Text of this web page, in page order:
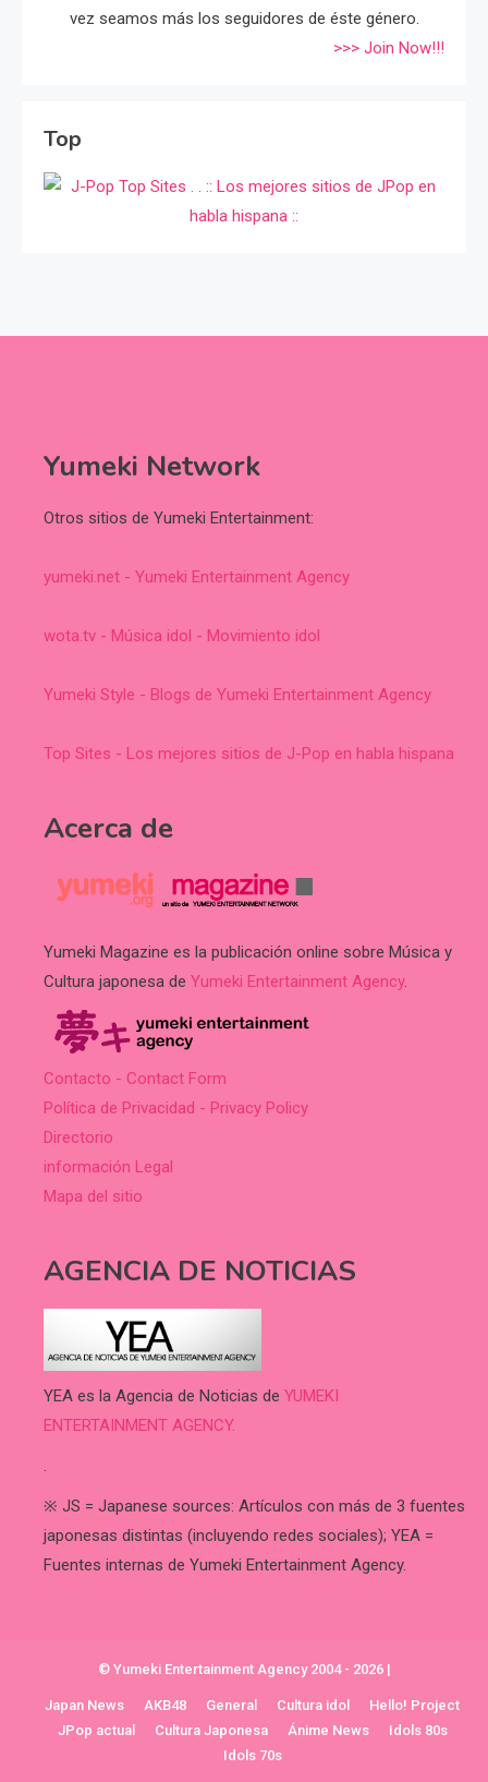
vez seamos más los seguidores de éste género.
>>> Join Now!!!
Top
Yumeki Network
Otros sitios de Yumeki Entertainment:
yumeki.net - Yumeki Entertainment Agency
wota.tv - Música idol - Movimiento idol
Yumeki Style - Blogs de Yumeki Entertainment Agency
Top Sites - Los mejores sitios de J-Pop en habla hispana
Acerca de
Yumeki Magazine es la publicación online sobre Música y
Cultura japonesa de Yumeki Entertainment Agency.
Contacto - Contact Form
Política de Privacidad - Privacy Policy
Directorio
información Legal
Mapa del sitio
AGENCIA DE NOTICIAS
YEA es la Agencia de Noticias de YUMEKI
ENTERTAINMENT AGENCY.
.
※ JS = Japanese sources: Artículos con más de 3 fuentes
japonesas distintas (incluyendo redes sociales); YEA =
Fuentes internas de Yumeki Entertainment Agency.
© Yumeki Entertainment Agency 2004 - 2026 |
Japan News AKB48 General Cultura idol
Hello! Project
JPop actual
Cultura Japonesa Ánime News
Idols 80s
Idols 70s